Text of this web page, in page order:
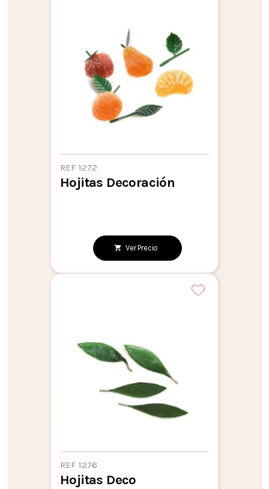
REF 1272
Hojitas Decoración
Ver Precio
REF 1276
Hojitas Deco